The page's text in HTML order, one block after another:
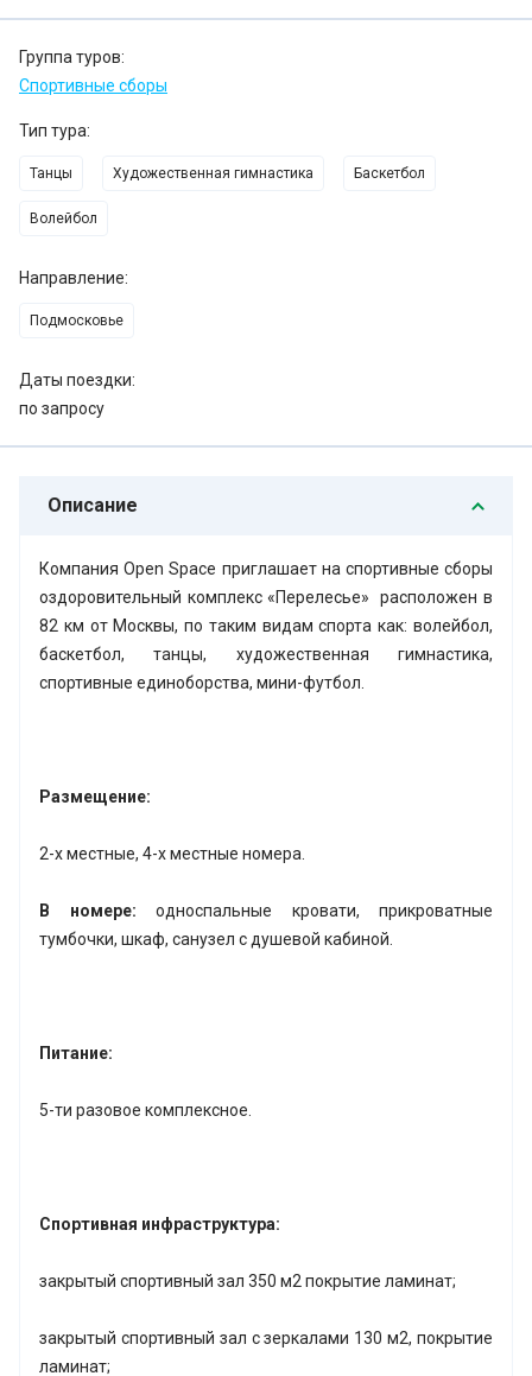
Группа туров:
Спортивные сборы
Тип тура:
Танцы Художественная гимнастика Баскетбол
Волейбол
Направление:
Подмосковье
Даты поездки:
по запросу
Описание
Компания Open Space приглашает на спортивные сборы
оздоровительный комплекс «Перелесье» расположен в
82 км от Москвы, по таким видам спорта как: волейбол,
баскетбол, танцы, художественная гимнастика,
спортивные единоборства, мини-футбол.
Размещение:
2-х местные, 4-х местные номера.
В номере: односпальные кровати, прикроватные
тумбочки, шкаф, санузел с душевой кабиной.
Питание:
5-ти разовое комплексное.
Спортивная инфраструктура:
закрытый спортивный зал 350 м2 покрытие ламинат;
закрытый спортивный зал с зеркалами 130 м2, покрытие
ламинат;